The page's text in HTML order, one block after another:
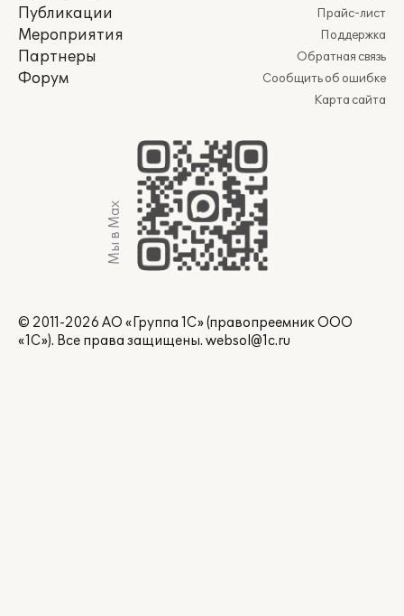
Публикации
Мероприятия
Партнеры
Форум
Прайс-лист
Поддержка
Обратная связь
Сообщить об ошибке
Карта сайта
Мы в Max
© 2011-2026 АО «Группа 1С» (правопреемник ООО
«1С»). Все права защищены. websol@1c.ru